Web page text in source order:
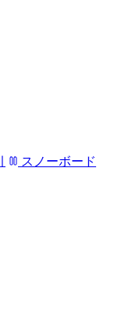
スノーボード